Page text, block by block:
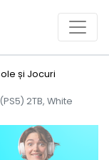
și Jocuri
2TB, White